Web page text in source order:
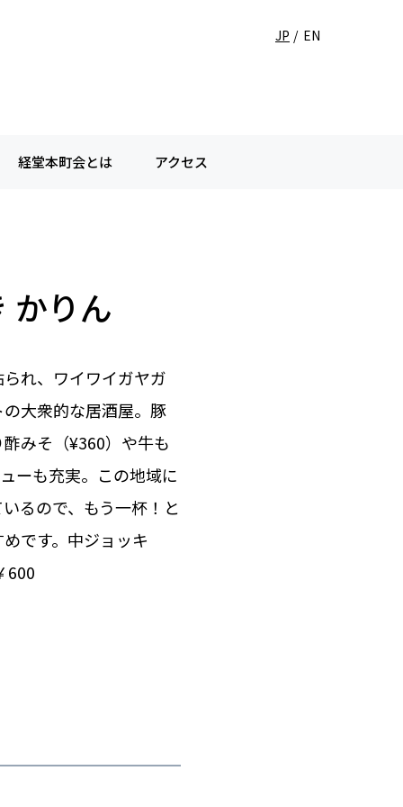
JP EN
経堂本町会とは アクセス
かりん
れ、ワイワイガヤガ
大衆的な居酒屋。豚
みそ（¥360）や牛も
ーも充実。この地域に
るので、もう一杯！と
です。中ジョッキ
600